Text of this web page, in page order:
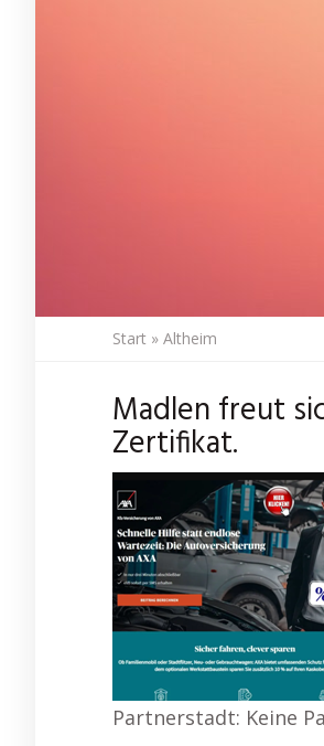
Start » Altheim
Madlen freut
Zertifikat.
Partnerstadt: Keine